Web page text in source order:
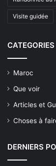
Visite guidée
CATEGORIES
Maroc
Que voir
Articles et
Choses à
DERNIERS